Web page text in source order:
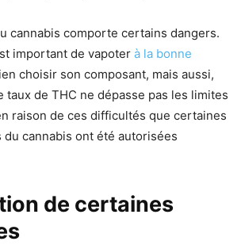
cannabis comporte certains dangers.
important de vapoter à la bonne
choisir son composant, mais aussi,
taux de THC ne dépasse pas les limites
raison de ces difficultés que certaines
du cannabis ont été autorisées
de certaines